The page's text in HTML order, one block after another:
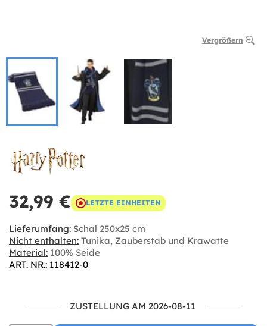
Vergrößern
32,99 € LETZTE EINHEITEN
Lieferumfang: Schal 250x25 cm
Nicht enthalten: Tunika, Zauberstab und Krawatte
Material: 100% Seide
ART. NR.: 118412-0
ZUSTELLUNG AM 2026-08-11